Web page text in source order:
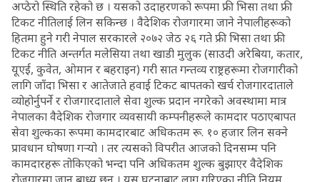
अप्ठेरो स्थिति रहेको छ । यसको उदाहरणको रूपमा फ्री भिसा तथा फ्री
टिकट नीतिलाई लिन सकिन्छ । वैदेशिक रोजगारमा जाने नेपालीहरूको
हितमा हुने गरी नेपाल सरकारले २०७२ जेठ २६ गते फ्री भिसा तथा फ्री
टिकट नीति अन्तर्गत मलेसिया तथा खाडी मुलुक (साउदी अरेबिया, कतार,
यूएई, कुवेत, ओमान र बहराइन) गरी सात गन्तव्य राष्ट्रहरूमा रोजगारीको
लागि जाँदा भिसा र आतेजाते हवाई टिकट बापतको खर्च रोजगारदाताले
व्योहोर्नुपर्ने र रोजगारदाताले सेवा शुल्क प्रदान नगरेको अवस्थामा मात्र
नेपालका वैदेशिक रोजगार व्यवसायी कम्पनीहरूले कामदार पठाएबापत
सेवा शुल्कका रूपमा कामदारबाट अधिकतम रू. १० हजार लिन सक्ने
प्रावधान घोषणा गर्‍यो । तर त्यसको विपरीत आजको दिनसम्म पनि
कामदारहरू तोकिएको भन्दा पनि अधिकतम शुल्क बुझाएर वैदेशिक